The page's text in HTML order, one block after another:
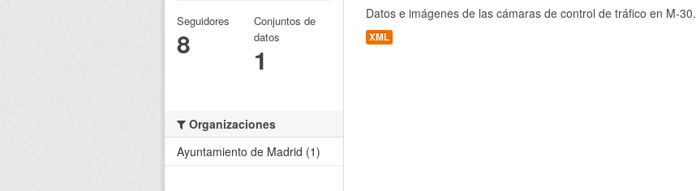
Datos e imágenes de las cámaras de control de tráfico en M-30.
XML
Seguidores
8
Conjuntos de
datos
1
Organizaciones
Ayuntamiento de Madrid (1)